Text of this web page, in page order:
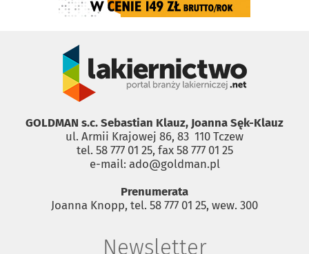
GOLDMAN s.c. Sebastian Klauz, Joanna Sęk-Klauz
ul. Armii Krajowej 86, 83 ­ 110 Tczew
tel. 58 777 01 25, fax 58 777 01 25
e-mail: ado@goldman.pl
Prenumerata
Joanna Knopp, tel. 58 777 01 25, wew. 300
Newsletter